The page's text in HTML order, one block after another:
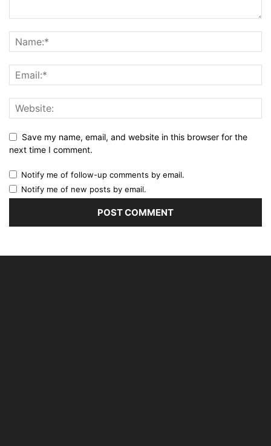
Save my name, email, and website in this browser for the
next time I comment.
Notify me of follow-up comments by email.
Notify me of new posts by email.